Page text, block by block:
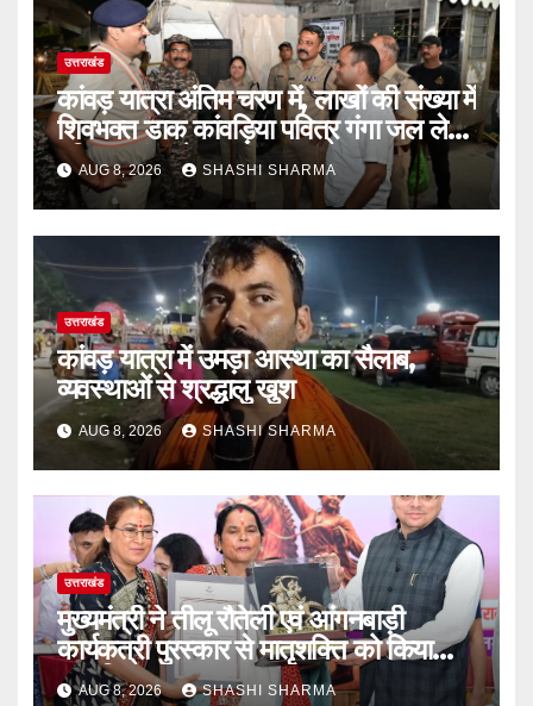
उत्तराखंड
कांवड़ यात्रा अंतिम चरण में, लाखों की संख्या में
शिवभक्त डाक कांवड़िया पवित्र गंगा जल लेने
हरिद्वार पहुंच रहे
AUG 8, 2026 SHASHI SHARMA
उत्तराखंड
कांवड़ यात्रा में उमड़ा आस्था का सैलाब,
व्यवस्थाओं से श्रद्धालु खुश
AUG 8, 2026 SHASHI SHARMA
उत्तराखंड
मुख्यमंत्री ने तीलू रौतेली एवं आंगनबाड़ी
कार्यकत्री पुरस्कार से मातृशक्ति को किया
सम्मानित
AUG 8, 2026 SHASHI SHARMA